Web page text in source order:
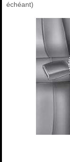
échéant)